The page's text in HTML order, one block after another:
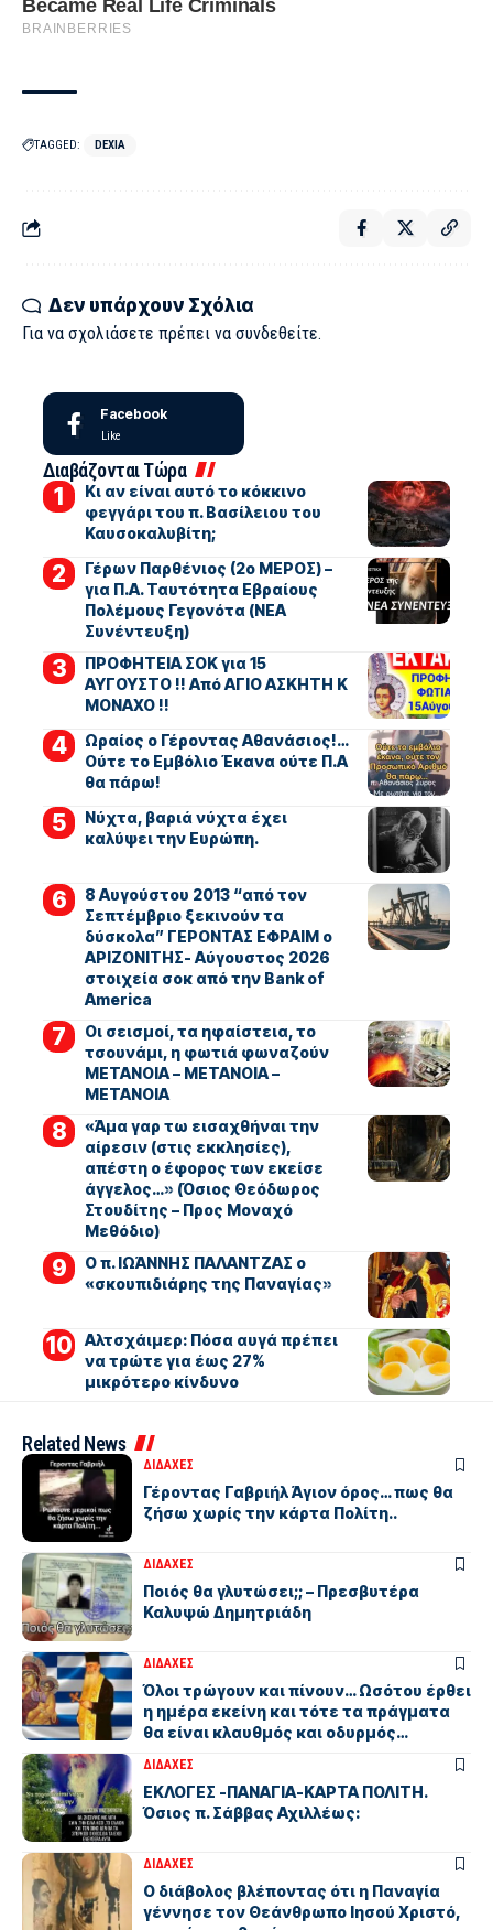
TAGGED: DEXIA
Δεν υπάρχουν Σχόλια
Για να σχολιάσετε πρέπει να συνδεθείτε.
Facebook
Like
Διαβάζονται Τώρα
Κι αν είναι αυτό το κόκκινο
φεγγάρι του π. Βασίλειου του
Καυσοκαλυβίτη;
Γέρων Παρθένιος (2ο ΜΕΡΟΣ) –
για Π.Α. Ταυτότητα Εβραίους
Πολέμους Γεγονότα (ΝΕΑ
Συνέντευξη)
ΠΡΟΦΗΤΕΙΑ ΣΟΚ για 15
ΑΥΓΟΥΣΤΟ !! Από ΑΓΙΟ ΑΣΚΗΤΗ Κ
ΜΟΝΑΧΟ !!
Ωραίος ο Γέροντας Αθανάσιος!…
Ούτε το Εμβόλιο Έκανα ούτε Π.Α
θα πάρω!
Νύχτα, βαριά νύχτα έχει
καλύψει την Ευρώπη.
8 Αυγούστου 2013 “από τον
Σεπτέμβριο ξεκινούν τα
δύσκολα” ΓΕΡΟΝΤΑΣ ΕΦΡΑΙΜ ο
ΑΡΙΖΟΝΙΤΗΣ- Αύγουστος 2026
στοιχεία σοκ από την Bank of
America
Οι σεισμοί, τα ηφαίστεια, το
τσουνάμι, η φωτιά φωναζούν
ΜΕΤΑΝΟΙΑ – ΜΕΤΑΝΟΙΑ –
ΜΕΤΑΝΟΙΑ
«Άμα γαρ τω εισαχθήναι την
αίρεσιν (στις εκκλησίες),
απέστη ο έφορος των εκείσε
άγγελος…» (Όσιος Θεόδωρος
Στουδίτης – Προς Μοναχό
Μεθόδιο)
Ο π. ΙΩΆΝΝΗΣ ΠΑΛΑΝΤΖΑΣ ο
«σκουπιδιάρης της Παναγίας»
Αλτσχάιμερ: Πόσα αυγά πρέπει
να τρώτε για έως 27%
μικρότερο κίνδυνο
Related News
ΔΙΔΑΧΕΣ
Γέροντας Γαβριήλ Άγιον όρος… πως θα
ζήσω χωρίς την κάρτα Πολίτη..
ΔΙΔΑΧΕΣ
Ποιός θα γλυτώσει;; – Πρεσβυτέρα
Καλυψώ Δημητριάδη
ΔΙΔΑΧΕΣ
Όλοι τρώγουν και πίνουν… Ωσότου έρθει
η ημέρα εκείνη και τότε τα πράγματα
θα είναι κλαυθμός και οδυρμός…
ΔΙΔΑΧΕΣ
ΕΚΛΟΓΕΣ -ΠΑΝΑΓΙΑ-ΚΑΡΤΑ ΠΟΛΙΤΗ.
Όσιος π. Σάββας Αχιλλέως:
ΔΙΔΑΧΕΣ
Ο διάβολος βλέποντας ότι η Παναγία
γέννησε τον Θεάνθρωπο Ιησού Χριστό,